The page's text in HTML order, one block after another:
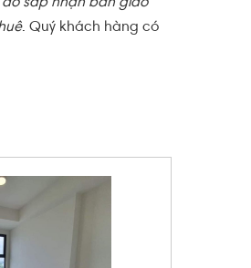
. Quý khách hàng có